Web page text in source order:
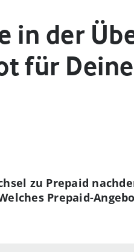
in der
für
zu Prepaid
Prepaid-